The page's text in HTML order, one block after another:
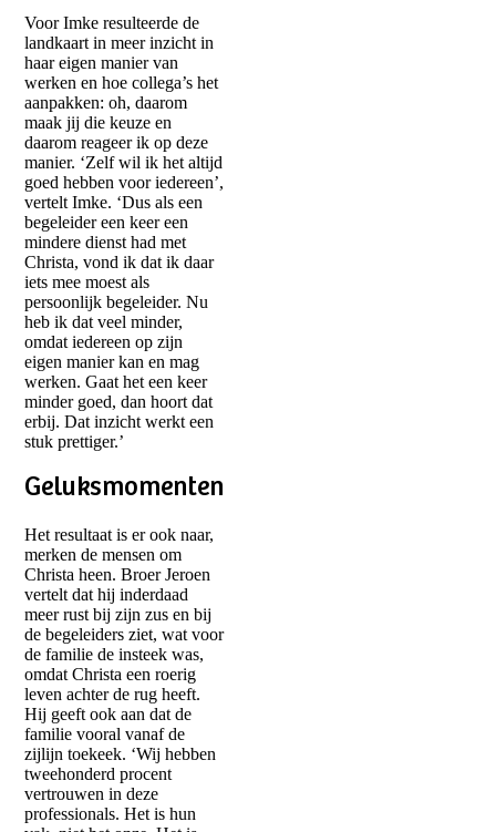
Voor Imke resulteerde de
landkaart in meer inzicht in
haar eigen manier van
werken en hoe collega’s het
aanpakken: oh, daarom
maak jij die keuze en
daarom reageer ik op deze
manier. ‘Zelf wil ik het altijd
goed hebben voor iedereen’,
vertelt Imke. ‘Dus als een
begeleider een keer een
mindere dienst had met
Christa, vond ik dat ik daar
iets mee moest als
persoonlijk begeleider. Nu
heb ik dat veel minder,
omdat iedereen op zijn
eigen manier kan en mag
werken. Gaat het een keer
minder goed, dan hoort dat
erbij. Dat inzicht werkt een
stuk prettiger.’
Geluksmomenten
Het resultaat is er ook naar,
merken de mensen om
Christa heen. Broer Jeroen
vertelt dat hij inderdaad
meer rust bij zijn zus en bij
de begeleiders ziet, wat voor
de familie de insteek was,
omdat Christa een roerig
leven achter de rug heeft.
Hij geeft ook aan dat de
familie vooral vanaf de
zijlijn toekeek. ‘Wij hebben
tweehonderd procent
vertrouwen in deze
professionals. Het is hun